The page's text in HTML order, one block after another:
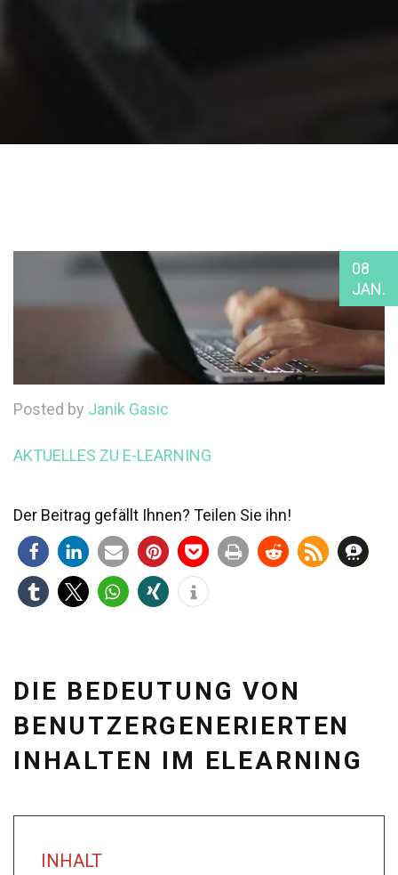
08
JAN.
Posted by Janik Gasic
AKTUELLES ZU E-LEARNING
Der Beitrag gefällt Ihnen? Teilen Sie ihn!
DIE BEDEUTUNG VON
BENUTZERGENERIERTEN
INHALTEN IM ELEARNING
INHALT